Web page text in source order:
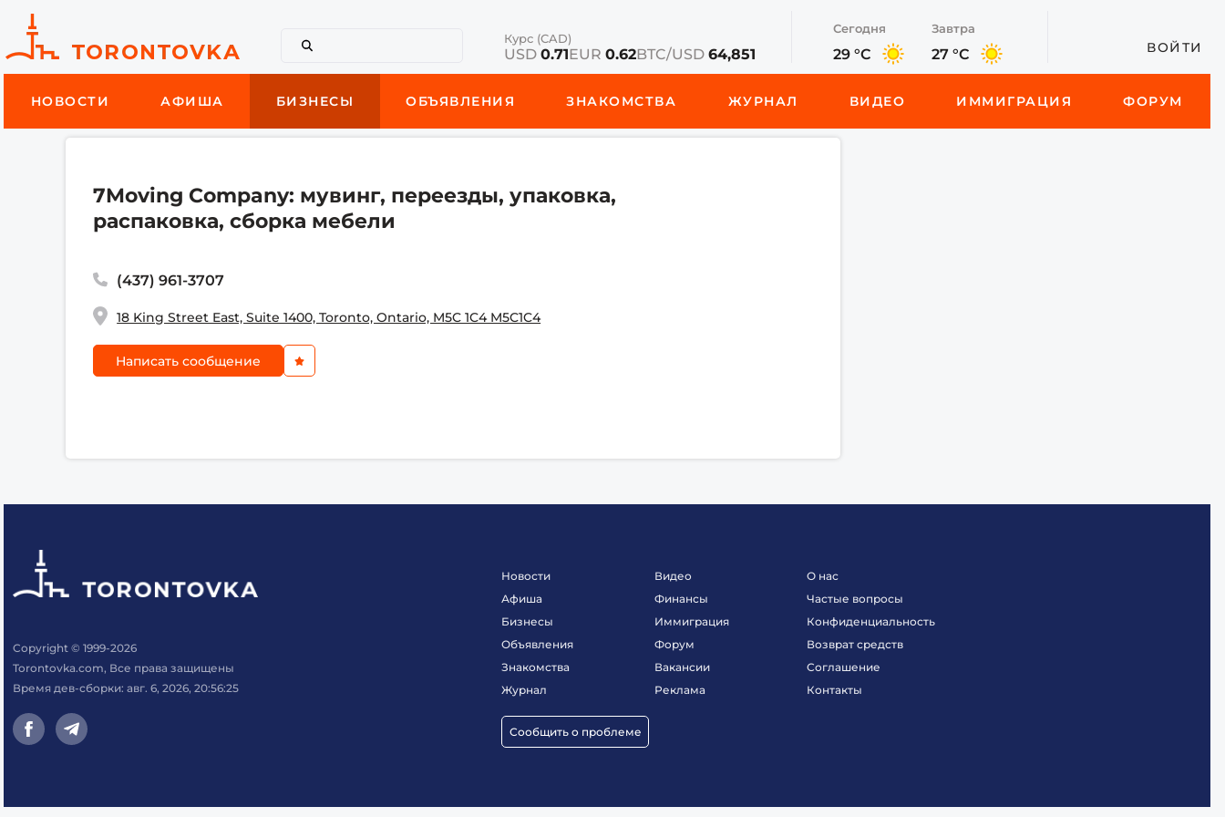
Курс (CAD)
USD 0.71EUR 0.62BTC/USD 64,851
Сегодня
29 °C
Завтра
27 °C ВОЙТИ
НОВОСТИ АФИША БИЗНЕСЫ ОБЪЯВЛЕНИЯ ЗНАКОМСТВА ЖУРНАЛ ВИДЕО ИММИГРАЦИЯ ФОРУМ
7Moving Company: мувинг, переезды, упаковка,
распаковка, сборка мебели
(437) 961-3707
18 King Street East, Suite 1400, Toronto, Ontario, M5C 1C4 M5C1C4
Написать сообщение
Copyright © 1999-2026
Torontovka.com, Все права защищены
Время дев-сборки: авг. 6, 2026, 20:56:25
Новости
Афиша
Бизнесы
Объявления
Знакомства
Журнал
Сообщить о проблеме
Видео
Финансы
Иммиграция
Форум
Вакансии
Реклама
О нас
Частые вопросы
Конфиденциальность
Возврат средств
Соглашение
Контакты